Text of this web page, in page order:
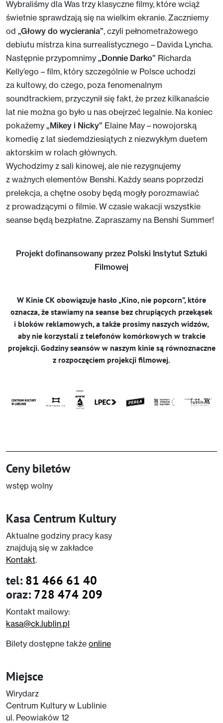
Wybraliśmy dla Was trzy klasyczne filmy, które wciąż
świetnie sprawdzają się na wielkim ekranie. Zaczniemy
od „Głowy do wycierania”, czyli pełnometrażowego
debiutu mistrza kina surrealistycznego – Davida Lyncha.
Następnie przypomnimy „Donnie Darko” Richarda
Kelly’ego – film, który szczególnie w Polsce uchodzi
za kultowy, do czego, poza fenomenalnym
soundtrackiem, przyczynił się fakt, że przez kilkanaście
lat nie można go było u nas obejrzeć legalnie. Na koniec
pokażemy „Mikey i Nicky” Elaine May – nowojorską
komedię z lat siedemdziesiątych z niezwykłym duetem
aktorskim w rolach głównych.
Wychodzimy z sali kinowej, ale nie rezygnujemy
z ważnych elementów Benshi. Każdy seans poprzedzi
prelekcja, a chętne osoby będą mogły porozmawiać
z prowadzącymi o filmie. W czasie wakacji wszystkie
seanse będą bezpłatne. Zapraszamy na Benshi Summer!
Projekt dofinansowany przez Polski Instytut Sztuki
Filmowej
W Kinie CK obowiązuje hasło „Kino, nie popcorn”, które
oznacza, że stawiamy na seanse bez chrupiących przekąsek
i bloków reklamowych, a także prosimy naszych widzów,
aby nie korzystali z telefonów komórkowych w trakcie
projekcji. Godziny seansów w naszym kinie są równoznaczne
z rozpoczęciem projekcji filmowej.
Ceny biletów
wstęp wolny
Kasa Centrum Kultury
Aktualne godziny pracy kasy
znajdują się w zakładce
Kontakt.
tel: 81 466 61 40
oraz: 728 474 209
Kontakt mailowy:
kasa@ck.lublin.pl
Bilety dostępne także online
Miejsce
Wirydarz
Centrum Kultury w Lublinie
ul. Peowiaków 12